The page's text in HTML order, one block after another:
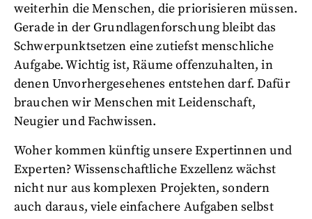
weiterhin die Menschen, die priorisieren müssen.
Gerade in der Grundlagenforschung bleibt das
Schwerpunktsetzen eine zutiefst menschliche
Aufgabe. Wichtig ist, Räume offenzuhalten, in
denen Unvorhergesehenes entstehen darf. Dafür
brauchen wir Menschen mit Leidenschaft,
Neugier und Fachwissen.
Woher kommen künftig unsere Expertinnen und
Experten? Wissenschaftliche Exzellenz wächst
nicht nur aus komplexen Projekten, sondern
auch daraus, viele einfachere Aufgaben selbst